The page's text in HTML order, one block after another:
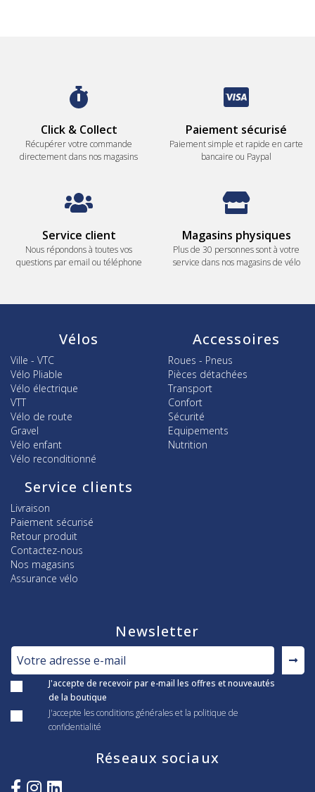
Click & Collect
Récupérer votre commande
directement dans nos magasins
Paiement sécurisé
Paiement simple et rapide en carte
bancaire ou Paypal
Service client
Nous répondons à toutes vos
questions par email ou téléphone
Magasins physiques
Plus de 30 personnes sont à votre
service dans nos magasins de vélo
Vélos
Ville - VTC
Vélo Pliable
Vélo électrique
VTT
Vélo de route
Gravel
Vélo enfant
Vélo reconditionné
Accessoires
Roues - Pneus
Pièces détachées
Transport
Confort
Sécurité
Equipements
Nutrition
Service clients
Livraison
Paiement sécurisé
Retour produit
Contactez-nous
Nos magasins
Assurance vélo
Newsletter
J'accepte de recevoir par e-mail les offres et nouveautés
de la boutique
J'accepte les conditions générales et la politique de
confidentialité
Réseaux sociaux